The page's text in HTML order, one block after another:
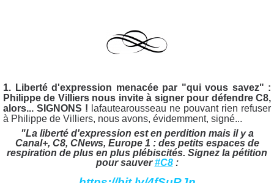
1. Liberté d'expression menacée par "qui vous savez" :
Philippe de Villiers nous invite à signer pour défendre C8,
alors... SIGNONS ! lafautearousseau ne pouvant rien refuser
à Philippe de Villiers, nous avons, évidemment, signé...
"La liberté d'expression est en perdition mais il y a
Canal+, C8, CNews, Europe 1 : des petits espaces de
respiration de plus en plus plébiscités. Signez la pétition
pour sauver#C8: